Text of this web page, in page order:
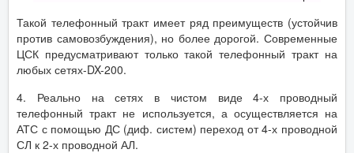
Такой телефонный тракт имеет ряд преимуществ (устойчив
против самовозбуждения), но более дорогой. Современные
ЦСК предусматривают только такой телефонный тракт на
любых сетях-DX-200.
4. Реально на сетях в чистом виде 4-х проводный
телефонный тракт не используется, а осуществляется на
АТС с помощью ДС (диф. систем) переход от 4-х проводной
СЛ к 2-х проводной АЛ.